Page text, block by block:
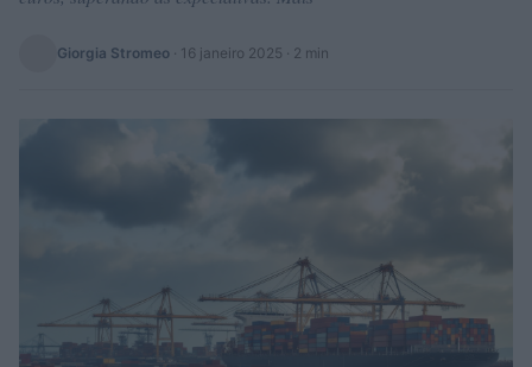
Giorgia Stromeo · 16 janeiro 2025 · 2 min